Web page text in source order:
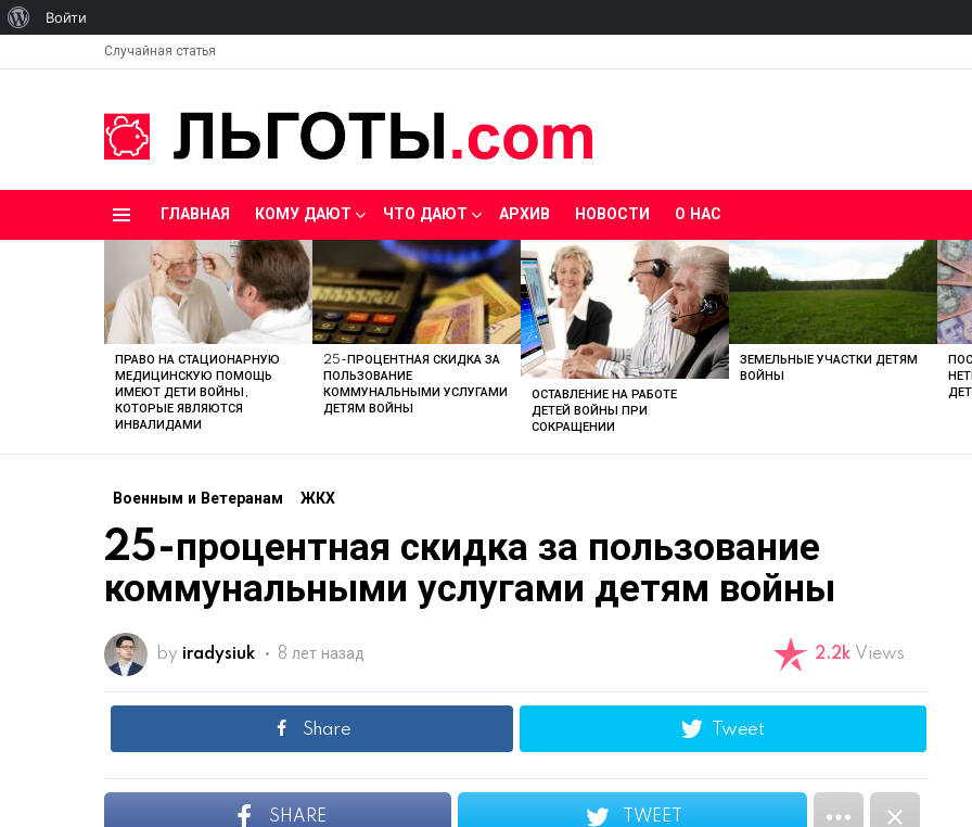
Случайная статья
ГЛАВНАЯ КОМУ ДАЮТ ЧТО ДАЮТ АРХИВ НОВОСТИ О НАС
LATEST
STORIES
ПРАВО НА СТАЦИОНАРНУЮ
МЕДИЦИНСКУЮ ПОМОЩЬ
ИМЕЮТ ДЕТИ ВОЙНЫ,
КОТОРЫЕ ЯВЛЯЮТСЯ
ИНВАЛИДАМИ
25-ПРОЦЕНТНАЯ СКИДКА ЗА
ПОЛЬЗОВАНИЕ
КОММУНАЛЬНЫМИ УСЛУГАМИ
ДЕТЯМ ВОЙНЫ
ОСТАВЛЕНИЕ НА РАБОТЕ
ДЕТЕЙ ВОЙНЫ ПРИ
СОКРАЩЕНИИ
ЗЕМЕЛЬНЫЕ УЧАСТКИ ДЕТЯМ
ВОЙНЫ
Военным и Ветеранам ЖКХ
25-процентная скидка за пользование
коммунальными услугами детям войны
by iradysiuk 8 лет назад 2.2k Views
Share Tweet
SHARE TWEET
Войти